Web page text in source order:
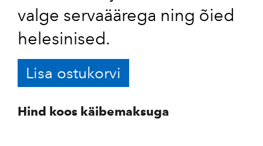
valge servaäärega ning õied
helesinised.
Lisa ostukorvi
Hind koos käibemaksuga